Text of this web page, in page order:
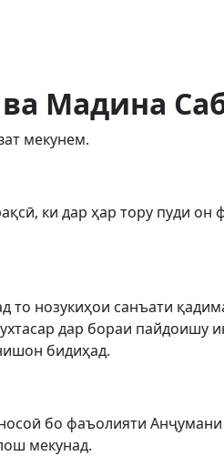
Мадина
мекунем.
ки дар ҳар тору пуди он
то нозукиҳои санъати
дар бораи пайдоишу
бидиҳад.
бо фаъолияти
мекунад.